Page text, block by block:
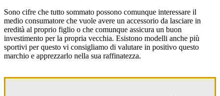
Sono cifre che tutto sommato possono comunque interessare il
medio consumatore che vuole avere un accessorio da lasciare in
eredità al proprio figlio o che comunque assicura un buon
investimento per la propria vecchia. Esistono modelli anche più
sportivi per questo vi consigliamo di valutare in positivo questo
marchio e apprezzarlo nella sua raffinatezza.